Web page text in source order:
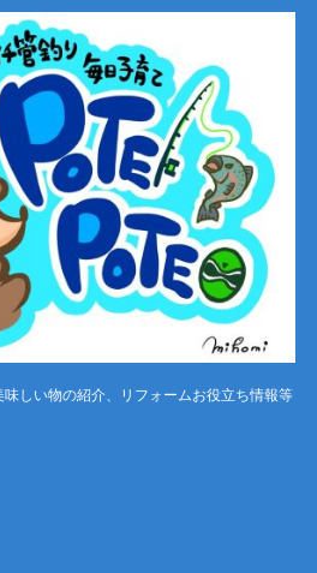
しい物の紹介、リフォームお役立ち情報等